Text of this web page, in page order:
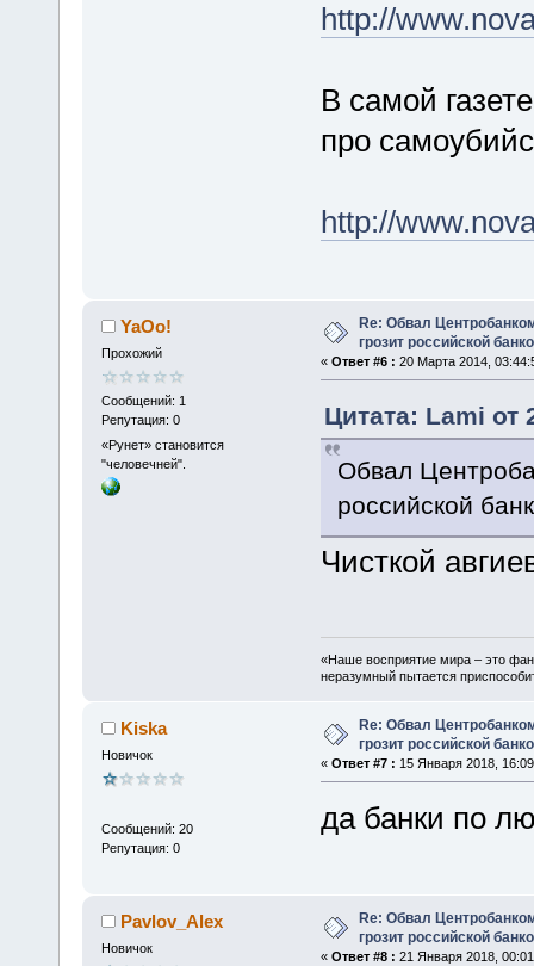
http://
В самой
про
http://
YaOo!
Прохожий
Сообщений: 1
Репутация: 0
«Рунет» становится
"человечней".
Re: Обвал
грозит российской
« Ответ #6 : 20 Марта 2014,
Цитата: Lami от
Обвал
российской
Чисткой
«Наше восприятие мира – это
неразумный пытается
Kiska
Новичок
Сообщений: 20
Репутация: 0
Re: Обвал
грозит российской
« Ответ #7 : 15 Января 2018,
да банки по
Pavlov_Alex
Новичок
Re: Обвал
грозит российской
« Ответ #8 : 21 Января 2018,